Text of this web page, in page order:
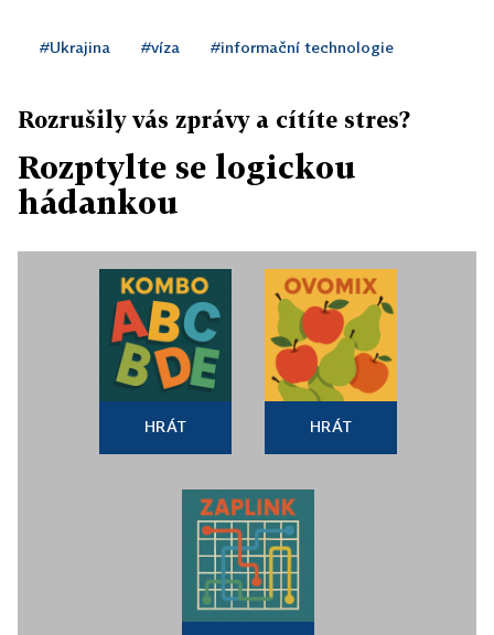
#Ukrajina #víza #informační technologie
Rozrušily vás zprávy a cítíte stres?
Rozptylte se logickou
hádankou
HRÁT HRÁT